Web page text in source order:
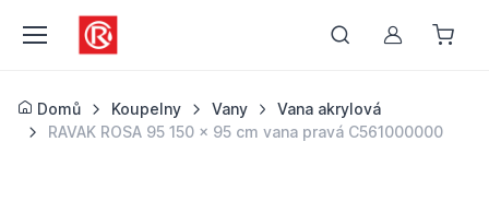
Můj účet
Domů Koupelny Vany
Vana akrylová
RAVAK ROSA 95 150 x 95 cm vana pravá C561000000